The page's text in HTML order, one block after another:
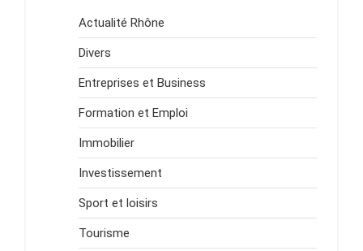
Actualité Rhône
Divers
Entreprises et Business
Formation et Emploi
Immobilier
Investissement
Sport et loisirs
Tourisme